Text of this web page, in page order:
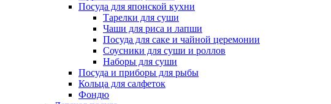
Посуда для японской кухни
Тарелки для суши
Чаши для риса и лапши
Посуда для саке и чайной церемонии
Соусники для суши и роллов
Наборы для суши
Посуда и приборы для рыбы
Кольца для салфеток
Фондю